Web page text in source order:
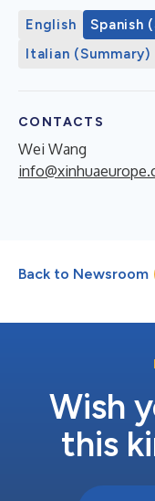
English Spanish
Italian (Summary)
CONTACTS
Wei Wang
Back to Newsroom
Wish
this